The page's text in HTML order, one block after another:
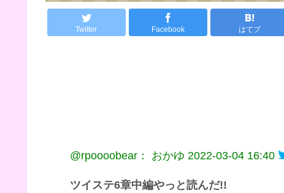
Twitter Facebook はてブ
@rpoooobear： おかゆ 2022-03-04 16:40
ツイステ6章中編やっと読んだ!!